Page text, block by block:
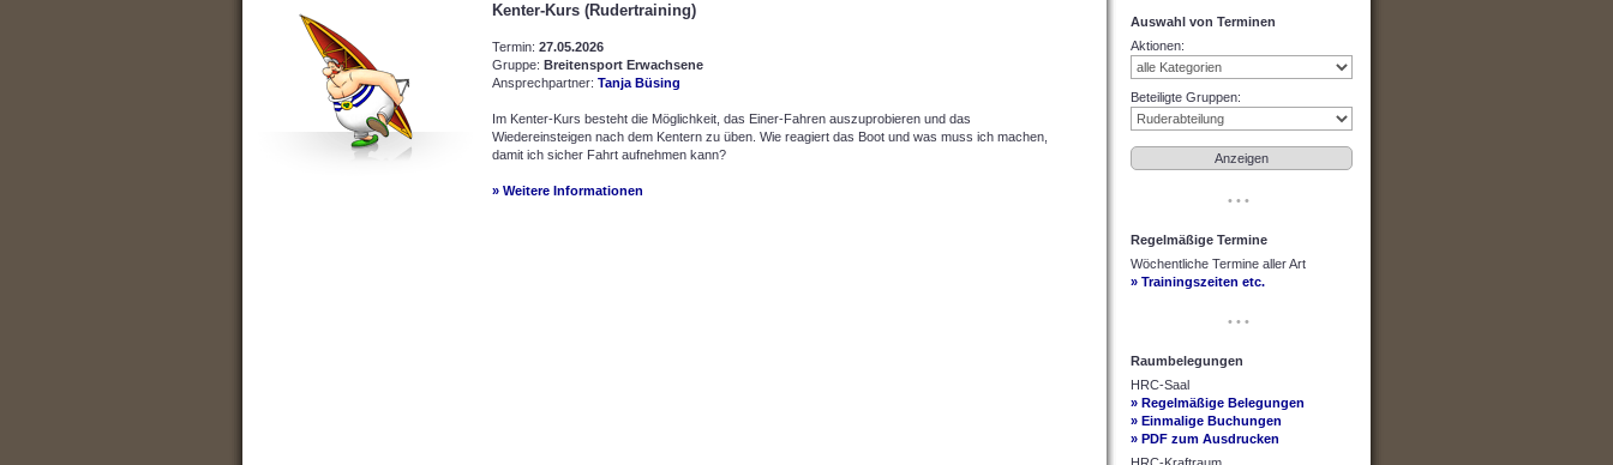
Kenter-Kurs (Rudertraining)
Termin: 27.05.2026
Gruppe: Breitensport Erwachsene
Ansprechpartner: Tanja Büsing
Im Kenter-Kurs besteht die Möglichkeit, das Einer-Fahren auszuprobieren und das
Wiedereinsteigen nach dem Kentern zu üben. Wie reagiert das Boot und was muss ich machen,
damit ich sicher Fahrt aufnehmen kann?
» Weitere Informationen
Auswahl von Terminen
Aktionen:
Beteiligte Gruppen:
• • •
Regelmäßige Termine
Wöchentliche Termine aller Art
» Trainingszeiten etc.
• • •
Raumbelegungen
HRC-Saal
» Regelmäßige Belegungen
» Einmalige Buchungen
» PDF zum Ausdrucken